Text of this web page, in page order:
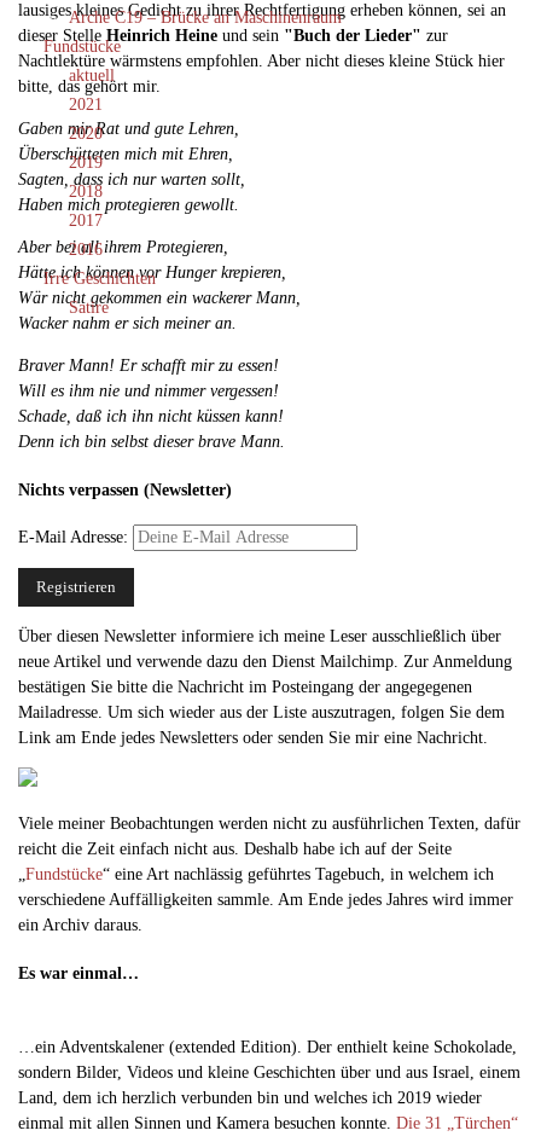
Arche C19 – Brücke an Maschinenraum
Fundstücke
aktuell
2021
2020
2019
2018
2017
2016
Irre Geschichten
Satire
lausiges kleines Gedicht zu ihrer Rechtfertigung erheben können, sei an
dieser StelleHeinrich Heine und sein "Buch der Lieder" zur
Nachtlektüre wärmstens empfohlen. Aber nicht dieses kleine Stück hier
bitte, das gehört mir.
Gaben mir Rat und gute Lehren,
Überschütteten mich mit Ehren,
Sagten, dass ich nur warten sollt,
Haben mich protegieren gewollt.
Aber bei all ihrem Protegieren,
Hätte ich können vor Hunger krepieren,
Wär nicht gekommen ein wackerer Mann,
Wacker nahm er sich meiner an.
Braver Mann! Er schafft mir zu essen!
Will es ihm nie und nimmer vergessen!
Schade, daß ich ihn nicht küssen kann!
Denn ich bin selbst dieser brave Mann.
Nichts verpassen (Newsletter)
E-Mail Adresse:
Über diesen Newsletter informiere ich meine Leser ausschließlich über
neue Artikel und verwende dazu den Dienst Mailchimp. Zur Anmeldung
bestätigen Sie bitte die Nachricht im Posteingang der angegegenen
Mailadresse. Um sich wieder aus der Liste auszutragen, folgen Sie dem
Link am Ende jedes Newsletters oder senden Sie mir eine Nachricht.
Viele meiner Beobachtungen werden nicht zu ausführlichen Texten, dafür
reicht die Zeit einfach nicht aus. Deshalb habe ich auf der Seite
„Fundstücke“ eine Art nachlässig geführtes Tagebuch, in welchem ich
verschiedene Auffälligkeiten sammle. Am Ende jedes Jahres wird immer
ein Archiv daraus.
Es war einmal…
…ein Adventskalener (extended Edition). Der enthielt keine Schokolade,
sondern Bilder, Videos und kleine Geschichten über und aus Israel, einem
Land, dem ich herzlich verbunden bin und welches ich 2019 wieder
einmal mit allen Sinnen und Kamera besuchen konnte. Die 31 „Türchen“